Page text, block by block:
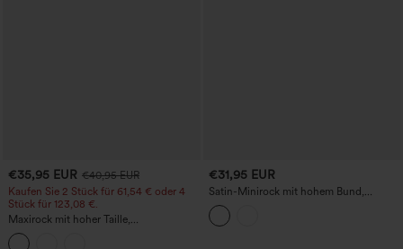
€35,95 EUR €40,95 EUR
Kaufen Sie 2 Stück für 61,54 € oder 4
Stück für 123,08 €.
Maxirock mit hoher Taille,
bauchformend, mit Seitenschlitz und
Streifen, lässig, mit Taschen
€31,95 EUR
Satin-Minirock mit hohem Bund,
gerüschtem Crossover-Saum, 2-in-1,
figurbetont, lässig